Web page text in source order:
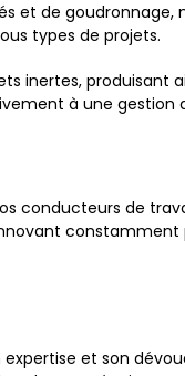
et de goudronnage,
types de projets.
inertes, produisant
à une gestion
conducteurs de
constamment
et son